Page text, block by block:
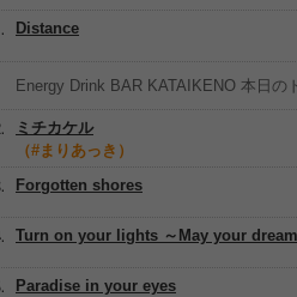
Distance
Energy Drink BAR KATAIKENO 本日の
ミチカケル
（#まりあっき）
Forgotten shores
Turn on your lights ～May your
Paradise in your eyes